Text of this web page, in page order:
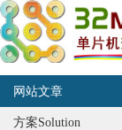
网站文章
方案Solution